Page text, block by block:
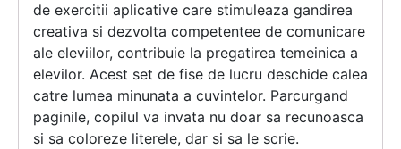
de exercitii aplicative care stimuleaza gandirea
creativa si dezvolta competentee de comunicare
ale eleviilor, contribuie la pregatirea temeinica a
elevilor. Acest set de fise de lucru deschide calea
catre lumea minunata a cuvintelor. Parcurgand
paginile, copilul va invata nu doar sa recunoasca
si sa coloreze literele, dar si sa le scrie.